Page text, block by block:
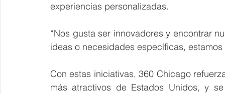
experiencias personalizadas.
“Nos gusta ser innovadores y encontrar
ideas o necesidades específicas,
Con estas iniciativas, 360 Chicago
más atractivos de Estados Unidos, y